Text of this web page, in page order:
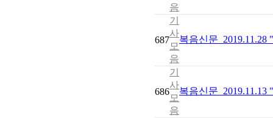
음
687
기
사
모
음
복음신문
686
기
사
모
음
복음신문